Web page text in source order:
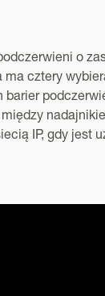
o
cztery
IP, gdy jest